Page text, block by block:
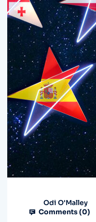
Odi O'Malley
Comments (0)